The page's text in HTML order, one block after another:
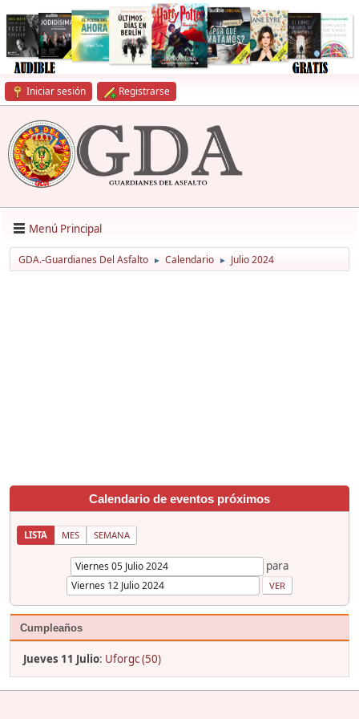
Iniciar sesión Registrarse
Menú Principal
GDA.-Guardianes Del Asfalto ► Calendario ► Julio 2024
Calendario de eventos próximos
LISTA MES SEMANA
para
Cumpleaños
Jueves 11 Julio: Uforgc (50)